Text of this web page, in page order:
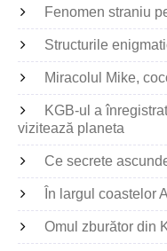
Fenomen straniu
Structurile
Miracolul Mike,
KGB-ul a
vizitează planeta
Ce secrete
În largul coastelor
Omul zburător din